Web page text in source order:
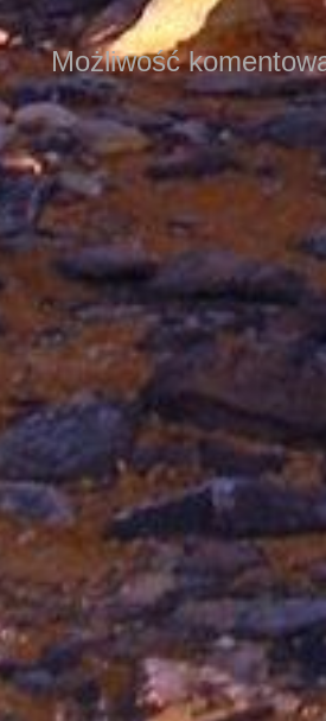
Możliwość